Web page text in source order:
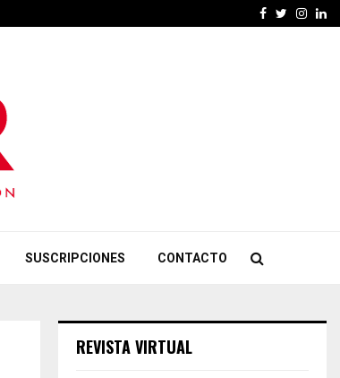
Facebook
Twitter
SUSCRIPCIONES CONTACTO
REVISTA VIRTUAL